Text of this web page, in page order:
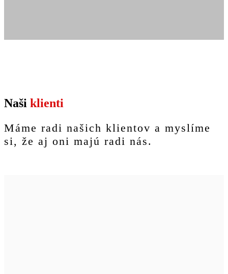
Naši klienti
Máme radi našich klientov a myslíme
si, že aj oni majú radi nás.